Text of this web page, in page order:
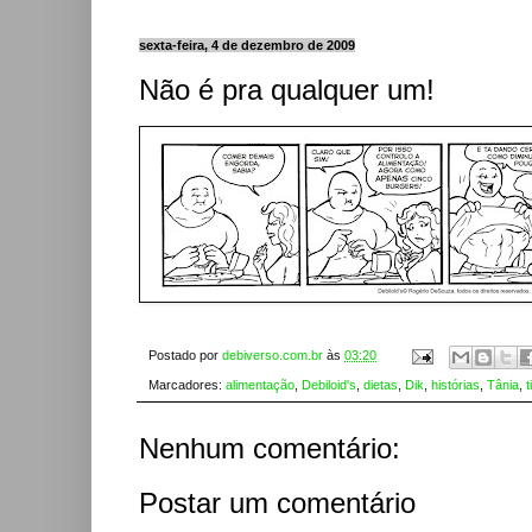
sexta-feira, 4 de dezembro de 2009
Não é pra qualquer um!
Postado por debiverso.com.br às 03:20
Marcadores: alimentação Debiloid's dietas Dik histórias Tânia
Nenhum comentário:
Postar um comentário